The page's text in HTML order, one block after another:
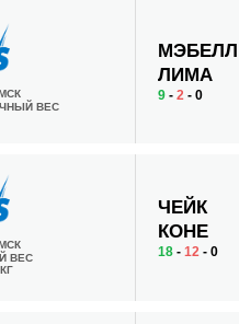
ВЕС
ЛИМА
9 -2 - 0
ВЕС
ЧЕЙК
КОНЕ
18 -12 - 0